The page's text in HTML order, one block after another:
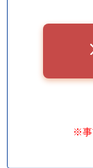
※事